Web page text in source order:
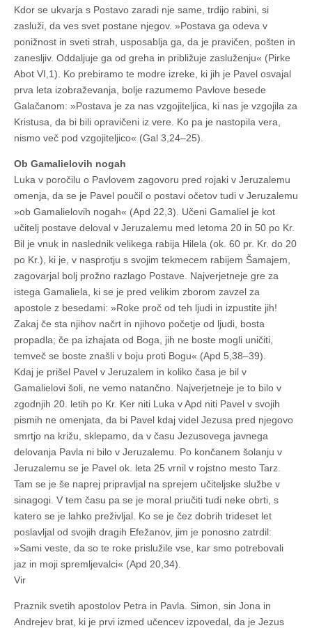
Kdor se ukvarja s Postavo zaradi nje same, trdijo rabini, si
zasluži, da ves svet postane njegov. »Postava ga odeva v
ponižnost in sveti strah, usposablja ga, da je pravičen, pošten in
zanesljiv. Oddaljuje ga od greha in približuje zasluženju« (Pirke
Abot VI,1). Ko prebiramo te modre izreke, ki jih je Pavel osvajal
prva leta izobraževanja, bolje razumemo Pavlove besede
Galačanom: »Postava je za nas vzgojiteljica, ki nas je vzgojila za
Kristusa, da bi bili opravičeni iz vere. Ko pa je nastopila vera,
nismo več pod vzgojiteljico« (Gal 3,24–25).
Ob Gamalielovih nogah
Luka v poročilu o Pavlovem zagovoru pred rojaki v Jeruzalemu
omenja, da se je Pavel poučil o postavi očetov tudi v Jeruzalemu
»ob Gamalielovih nogah« (Apd 22,3). Učeni Gamaliel je kot
učitelj postave deloval v Jeruzalemu med letoma 20 in 50 po Kr.
Bil je vnuk in naslednik velikega rabija Hilela (ok. 60 pr. Kr. do 20
po Kr.), ki je, v nasprotju s svojim tekmecem rabijem Šamajem,
zagovarjal bolj prožno razlago Postave. Najverjetneje gre za
istega Gamaliela, ki se je pred velikim zborom zavzel za
apostole z besedami: »Roke proč od teh ljudi in izpustite jih!
Zakaj če sta njihov načrt in njihovo početje od ljudi, bosta
propadla; če pa izhajata od Boga, jih ne boste mogli uničiti,
temveč se boste znašli v boju proti Bogu« (Apd 5,38–39).
Kdaj je prišel Pavel v Jeruzalem in koliko časa je bil v
Gamalielovi šoli, ne vemo natančno. Najverjetneje je to bilo v
zgodnjih 20. letih po Kr. Ker niti Luka v Apd niti Pavel v svojih
pismih ne omenjata, da bi Pavel kdaj videl Jezusa pred njegovo
smrtjo na križu, sklepamo, da v času Jezusovega javnega
delovanja Pavla ni bilo v Jeruzalemu. Po končanem šolanju v
Jeruzalemu se je Pavel ok. leta 25 vrnil v rojstno mesto Tarz.
Tam se je še naprej pripravljal na sprejem učiteljske službe v
sinagogi. V tem času pa se je moral priučiti tudi neke obrti, s
katero se je lahko preživljal. Ko se je čez dobrih trideset let
poslavljal od svojih dragih Efežanov, jim je ponosno zatrdil:
»Sami veste, da so te roke prislužile vse, kar smo potrebovali
jaz in moji spremljevalci« (Apd 20,34).
Vir
Praznik svetih apostolov Petra in Pavla. Simon, sin Jona in
Andrejev brat, ki je prvi izmed učencev izpovedal, da je Jezus